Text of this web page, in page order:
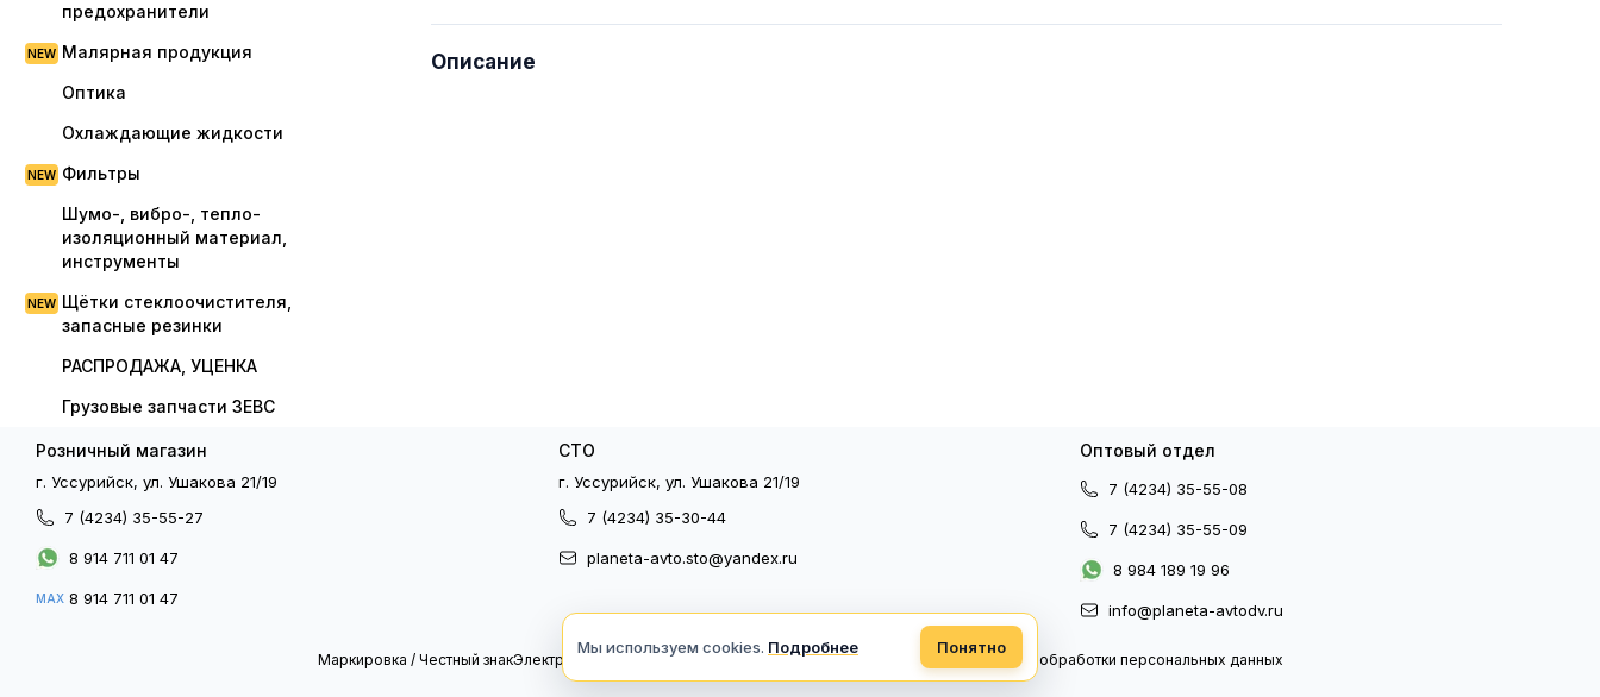
предохранители
Малярная продукция
Оптика
Охлаждающие жидкости
Фильтры
Шумо-, вибро-, тепло-
изоляционный материал,
инструменты
Щётки стеклоочистителя,
запасные резинки
РАСПРОДАЖА, УЦЕНКА
Грузовые запчасти ЗЕВС
Описание
Розничный магазин
г. Уссурийск, ул. Ушакова 21/19
7 (4234) 35-55-27
8 914 711 01 47
MAX 8 914 711 01 47
СТО
г. Уссурийск, ул. Ушакова 21/19
7 (4234) 35-30-44
planeta-avto.sto@yandex.ru
Оптовый отдел
7 (4234) 35-55-08
7 (4234) 35-55-09
8 984 189 19 96
info@planeta-avtodv.ru
Маркировка / Честный знакЭлектронный документооборот Политика конфиденциальности Политика обработки персональных данных
Мы используем cookies. Подробнее Понятно